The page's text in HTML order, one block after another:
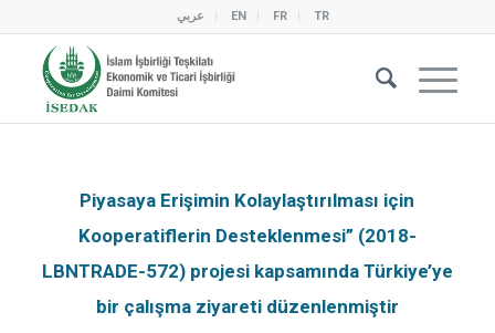
عربي EN FR TR
Piyasaya Erişimin Kolaylaştırılması için
Kooperatiflerin Desteklenmesi” (2018-
LBNTRADE-572) projesi kapsamında Türkiye’ye
bir çalışma ziyareti düzenlenmiştir